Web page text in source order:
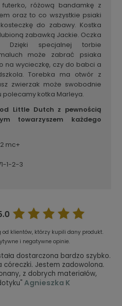
różową bandamkę z
oraz to co wszystkie psiaki
do zabawy. Kostka
zabawką Jackie. Oczka
Dzięki specjalnej torbie
może zabrać psiaka
na wycieczkę, czy do babci a
Torebka ma otwór z
zwierzak może swobodnie
kotka Marleya.
Little Dutch z pewnością
towarzyszem każdego
mc+
1-2-3
od klientów, którzy kupili dany produkt.
i negatywne opinie.
dostarczona bardzo szybko.
córeczki. Jestem zadowolona.
z dobrych materiałów,
Agnieszka K